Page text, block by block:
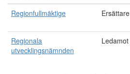
Regionfullmäktige
Ersättare
Regionala
utvecklingsnämnden
Ledamot